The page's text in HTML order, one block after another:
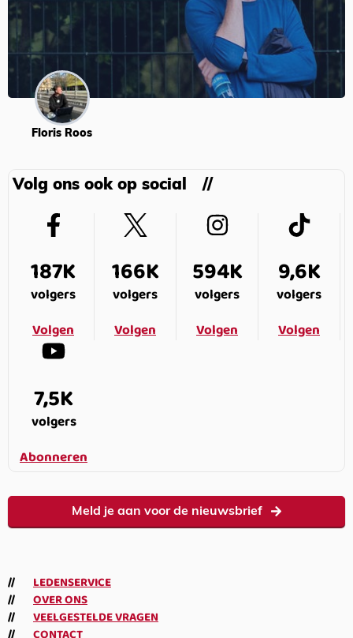
Floris Roos
Volg ons ook op social
187K
volgers
Volgen
166K
volgers
Volgen
594K
volgers
Volgen
9,6K
volgers
Volgen
7,5K
volgers
Abonneren
Meld je aan voor de nieuwsbrief
LEDENSERVICE
OVER ONS
VEELGESTELDE VRAGEN